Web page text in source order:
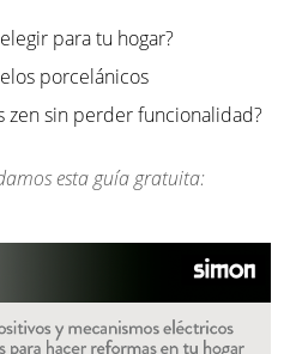
para tu hogar?
porcelánicos
zen sin perder funcionalidad?
esta guía gratuita: